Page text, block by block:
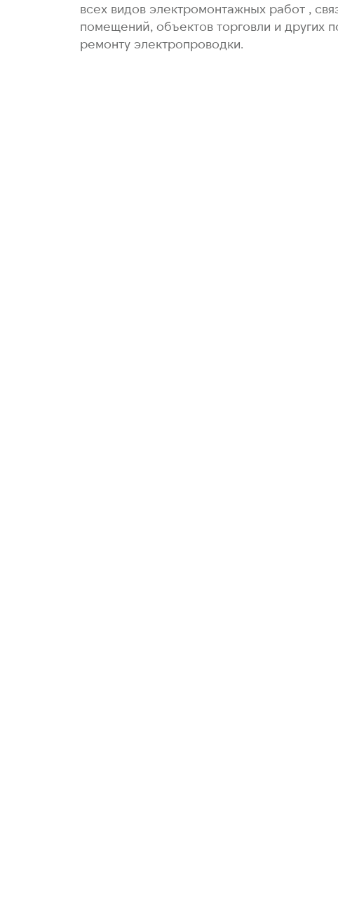
всех видов электромонтажных работ ,
помещений, объектов торговли и
ремонту электропроводки.